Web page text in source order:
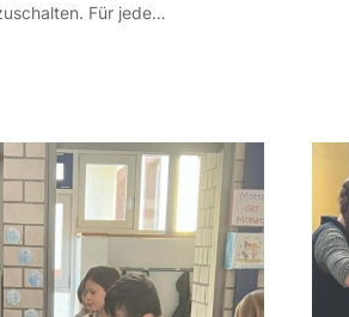
Für jede…